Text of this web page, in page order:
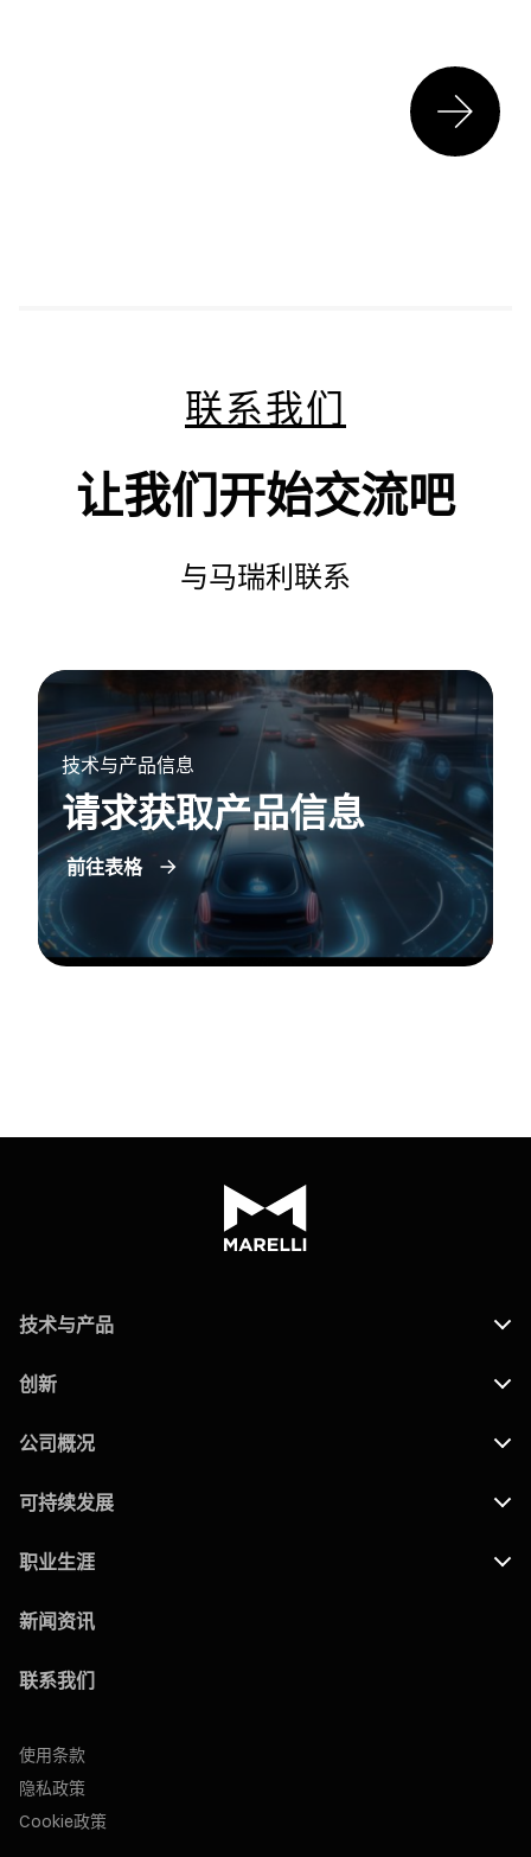
联系我们
让我们开始交流吧
与马瑞利联系
技术与产品信息
请求获取产品信息
前往表格
技术与产品
创新
公司概况
可持续发展
职业生涯
新闻资讯
联系我们
使用条款
隐私政策
Cookie政策